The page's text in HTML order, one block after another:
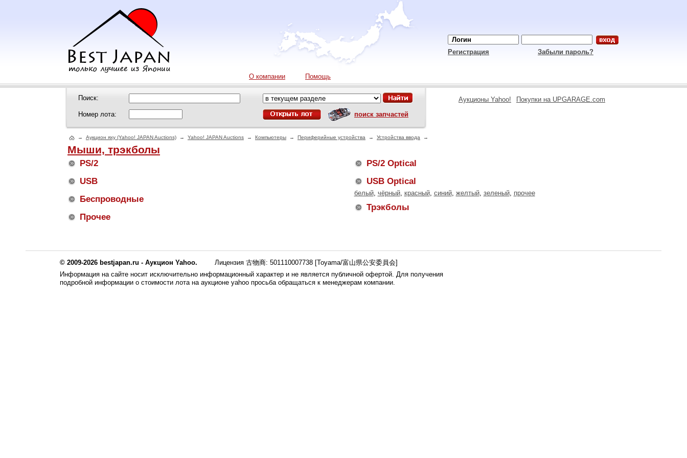
Регистрация Забыли пароль?
О компании Помощь
Поиск:
Номер лота: поиск запчастей
Аукционы Yahoo! Покупки на UPGARAGE.com
→ Аукцион яху (Yahoo! JAPAN Auctions) → Yahoo! JAPAN Auctions → Компьютеры → Периферийные устройства → Устройства ввода →
Мыши, трэкболы
PS/2
PS/2 Optical
USB
USB Optical
белый, чёрный, красный, синий, желтый, зеленый, прочее
Беспроводные
Трэкболы
Прочее
© 2009-2026 bestjapan.ru - Аукцион Yahoo.
Лицензия 古物商: 501110007738 [Toyama/富山県公安委員会]
Информация на сайте носит исключительно информационный характер и не является публичной офертой. Для получения
подробной информации о стоимости лота на аукционе yahoo просьба обращаться к менеджерам компании.